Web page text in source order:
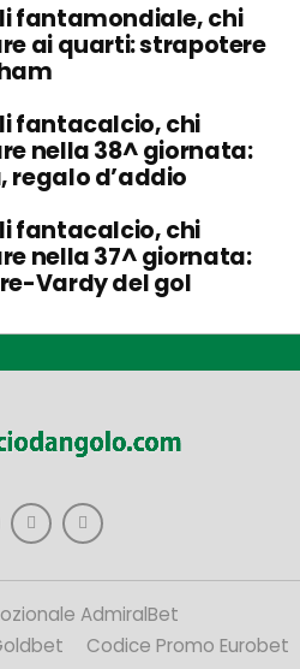
fantamondiale, chi
ai quarti: strapotere
fantacalcio, chi
nella 38^ giornata:
regalo d’addio
fantacalcio, chi
nella 37^ giornata:
Vardy del gol
AdmiralBet
Codice Promo Eurobet